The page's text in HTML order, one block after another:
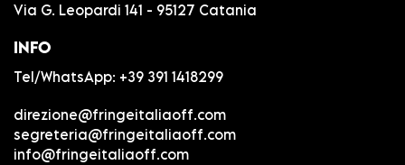
Via G. Leopardi 141 - 95127 Catania
INFO
Tel/WhatsApp: +39 391 1418299
direzione@fringeitaliaoff.com
segreteria@fringeitaliaoff.com
info@fringeitaliaoff.com